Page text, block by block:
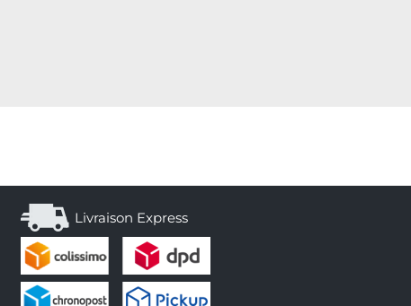
Livraison Express